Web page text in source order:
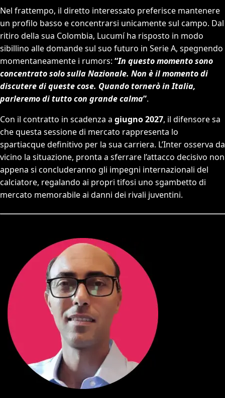
Nel frattempo, il diretto interessato preferisce mantenere
un profilo basso e concentrarsi unicamente sul campo. Dal
ritiro della sua Colombia, Lucumí ha risposto in modo
sibillino alle domande sul suo futuro in Serie A, spegnendo
momentaneamente i rumors: “In questo momento sono
concentrato solo sulla Nazionale. Non è il momento di
discutere di queste cose. Quando tornerò in Italia,
parleremo di tutto con grande calma”.
Con il contratto in scadenza a giugno 2027, il difensore sa
che questa sessione di mercato rappresenta lo
spartiacque definitivo per la sua carriera. L’Inter osserva da
vicino la situazione, pronta a sferrare l’attacco decisivo non
appena si concluderanno gli impegni internazionali del
calciatore, regalando ai propri tifosi uno sgambetto di
mercato memorabile ai danni dei rivali juventini.